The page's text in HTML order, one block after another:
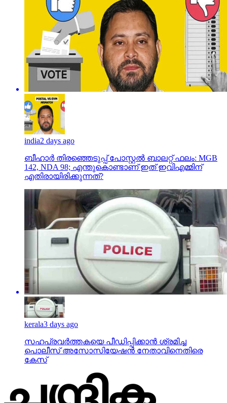
india2 days ago
ബീഹാർ തിരഞ്ഞെടുപ്പ് പോസ്റ്റൽ ബാലറ്റ് ഫലം: MGB
142, NDA 98; എന്തുകൊണ്ടാണ് ഇത് ഇവിഎമ്മിന്
എതിരായിരിക്കുന്നത്?
kerala3 days ago
സഹപ്രവര്‍ത്തകയെ പീഡിപ്പിക്കാന്‍ ശ്രമിച്ച
പൊലീസ് അസോസിയേഷന്‍ നേതാവിനെതിരെ
കേസ്